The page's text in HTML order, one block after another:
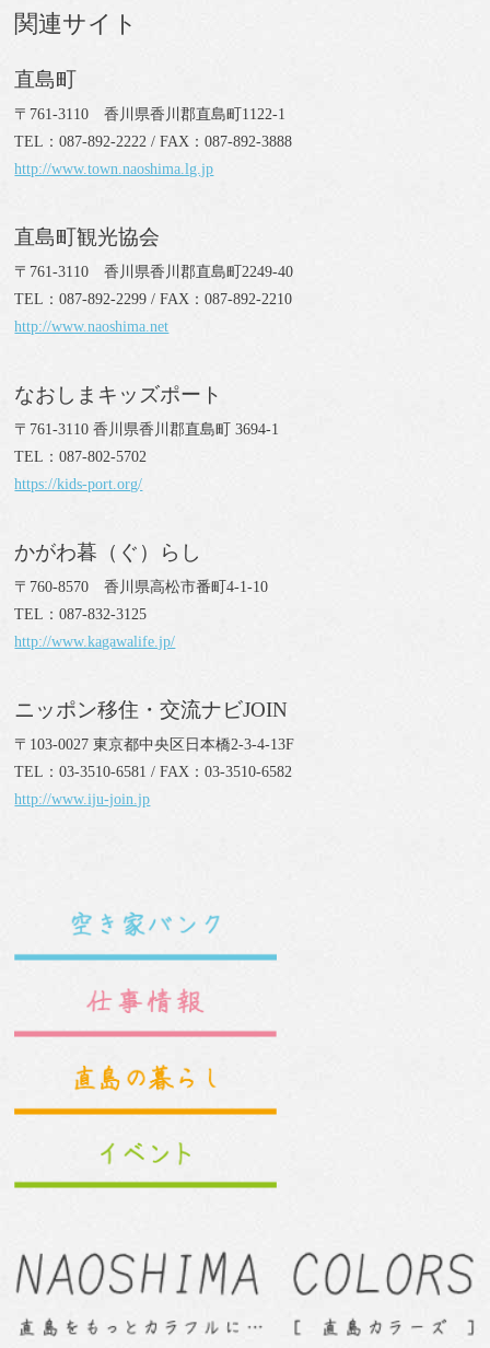
関連サイト
直島町
〒761-3110 香川県香川郡直島町1122-1
TEL：087-892-2222 / FAX：087-892-3888
http://www.town.naoshima.lg.jp
直島町観光協会
〒761-3110 香川県香川郡直島町2249-40
TEL：087-892-2299 / FAX：087-892-2210
http://www.naoshima.net
なおしまキッズポート
〒761-3110 香川県香川郡直島町 3694-1
TEL：087-802-5702
https://kids-port.org/
かがわ暮（ぐ）らし
〒760-8570 香川県高松市番町4-1-10
TEL：087-832-3125
http://www.kagawalife.jp/
ニッポン移住・交流ナビJOIN
〒103-0027 東京都中央区日本橋2-3-4-13F
TEL：03-3510-6581 / FAX：03-3510-6582
http://www.iju-join.jp